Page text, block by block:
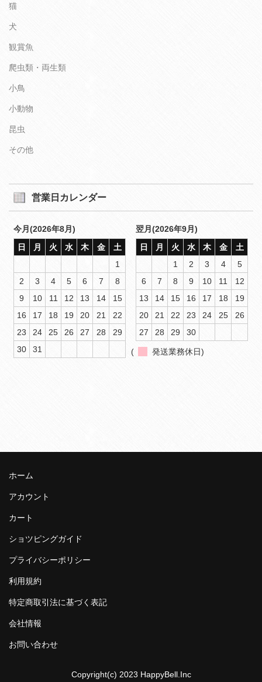
猫
犬
観賞魚
爬虫類・両生類
小鳥
小動物
昆虫
その他
営業日カレンダー
今月(2026年8月)
日
月 火 水 木 金
土
1
2
3 4 5 6 7
8
9
10 11 12 13 14
15
16
17 18 19 20 21
22
23
24 25 26 27 28
29
30
31
翌月(2026年9月)
日
月 火 水 木 金
土
1
2 3 4
5
6
7 8 9 10 11
12
13
14 15 16 17 18
19
20
21 22 23 24 25
26
27
28 29 30
( 発送業務休日)
ホーム
アカウント
カート
ショツピングガイド
プライバシーポリシー
利用規約
特定商取引法に基づく表記
会社情報
お問い合わせ
Copyright(c) 2023 HappyBell.Inc